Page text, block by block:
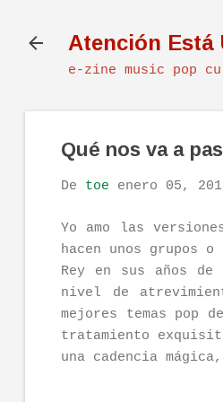
Atención Está
e-zine music pop
Qué nos va a
De toe enero 05,
Yo amo las
hacen unos grupos
Rey en sus años
nivel de
mejores temas pop
tratamiento
una cadencia